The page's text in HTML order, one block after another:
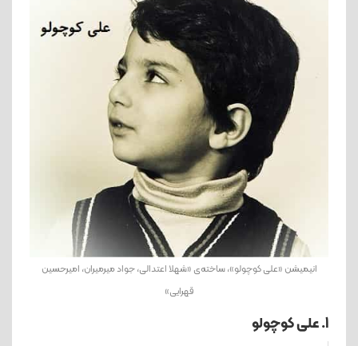
انیمیشن «علی کوچولو»، ساخته‌ی «شهلا اعتدالی، جواد میرمیران، امیرحسین
قهرایی»
1. علی کوچولو